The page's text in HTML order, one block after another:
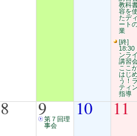
教科
容を
たデ
ート
業
[終]
18:30
ンラ
講習
ここ
はじ
う！
ティ
指導
8 9第７回理
事会
10 11